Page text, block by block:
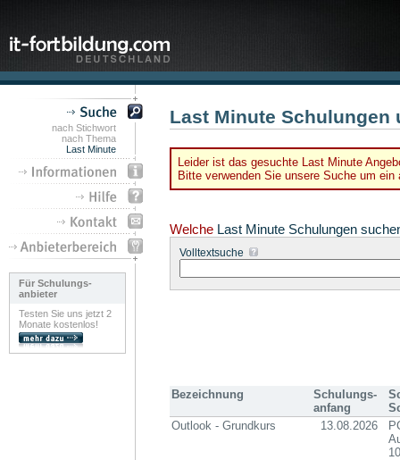
nach Stichwort
nach Thema
Last Minute
Für Schulungs-
anbieter
Testen Sie uns jetzt 2
Monate kostenlos!
Last Minute Schulungen
Leider ist das gesuchte Last Minute
Bitte verwenden Sie unsere Suche um
Welche Last Minute Schulungen
Volltextsuche
Bezeichnung
Schulungs-
anfang
Outlook - Grundkurs
13.08.2026